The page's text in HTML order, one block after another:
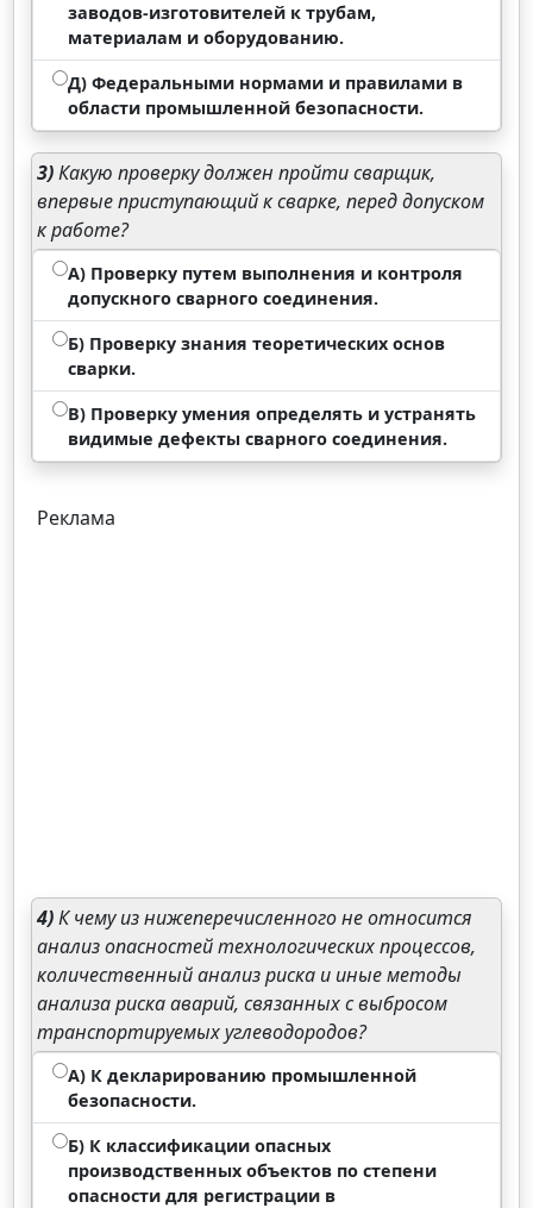
заводов-изготовителей к трубам,
материалам и оборудованию.
Д) Федеральными нормами и правилами в
области промышленной безопасности.
3)Какую проверку должен пройти сварщик,
впервые приступающий к сварке, перед допуском
к работе?
А) Проверку путем выполнения и контроля
допускного сварного соединения.
Б) Проверку знания теоретических основ
сварки.
В) Проверку умения определять и устранять
видимые дефекты сварного соединения.
Реклама
4)К чему из нижеперечисленного не относится
анализ опасностей технологических процессов,
количественный анализ риска и иные методы
анализа риска аварий, связанных с выбросом
транспортируемых углеводородов?
А) К декларированию промышленной
безопасности.
Б) К классификации опасных
производственных объектов по степени
опасности для регистрации в